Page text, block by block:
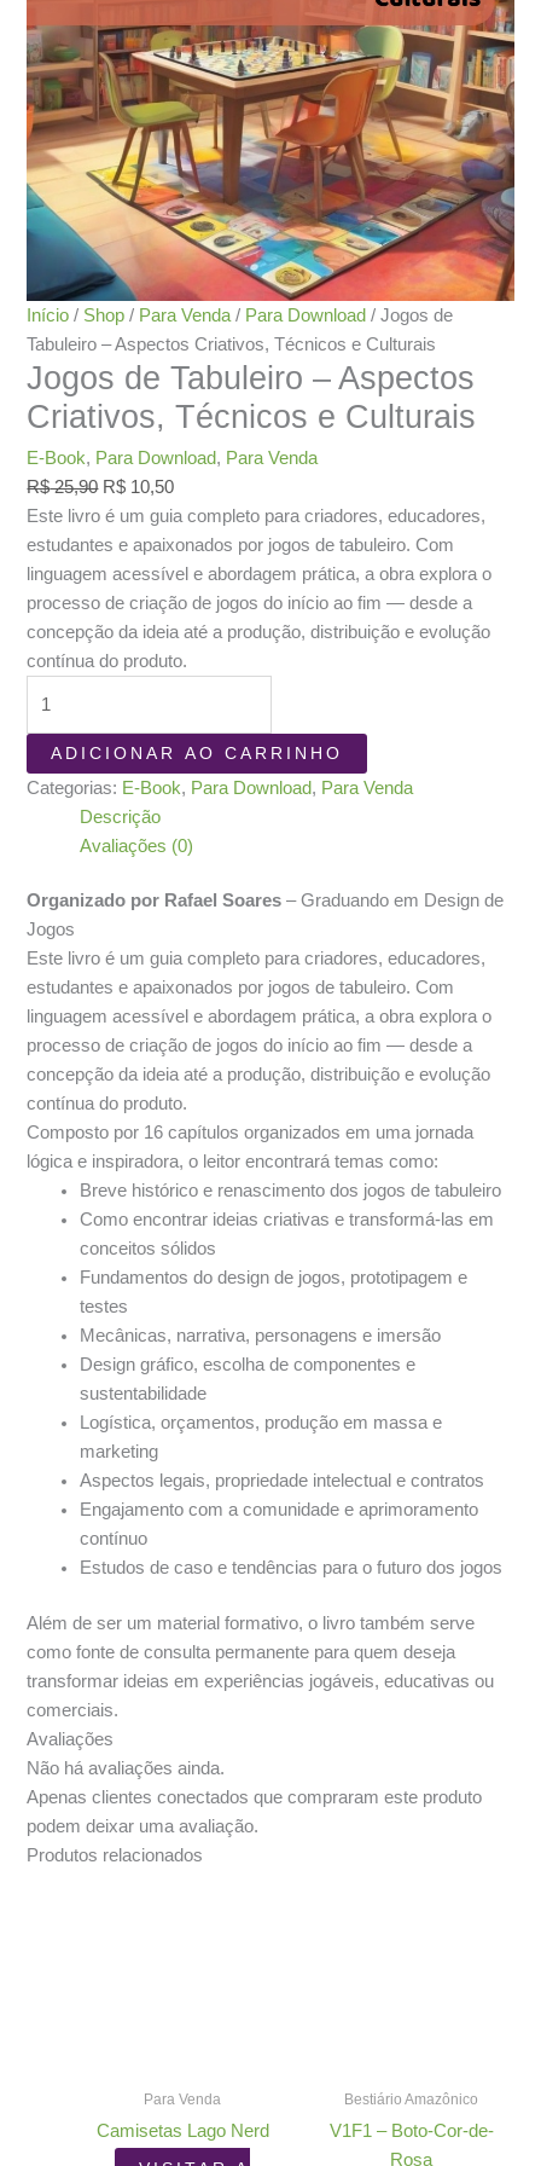
Início / Shop / Para Venda/ Para Download / Jogos de
Tabuleiro – Aspectos Criativos, Técnicos e Culturais
Jogos de Tabuleiro – Aspectos
Criativos, Técnicos e Culturais
E-Book, Para Download, Para Venda
R$25,90 O
preço
original
era:
R$ 25,90.
R$ 10,50O
preço
atual
é:
R$ 10,50.
Este livro é um guia completo para criadores, educadores,
estudantes e apaixonados por jogos de tabuleiro. Com
linguagem acessível e abordagem prática, a obra explora o
processo de criação de jogos do início ao fim — desde a
concepção da ideia até a produção, distribuição e evolução
contínua do produto.
Tabuleiro
-
e
Culturais
quantidade
ADICIONAR AO CARRINHO
Categorias: E-Book, Para Download, Para Venda
Descrição
Avaliações (0)
Organizado por Rafael Soares – Graduando em Design de
Jogos
Este livro é um guia completo para criadores, educadores,
estudantes e apaixonados por jogos de tabuleiro. Com
linguagem acessível e abordagem prática, a obra explora o
processo de criação de jogos do início ao fim — desde a
concepção da ideia até a produção, distribuição e evolução
contínua do produto.
Composto por 16 capítulos organizados em uma jornada
lógica e inspiradora, o leitor encontrará temas como:
Breve histórico e renascimento dos jogos de tabuleiro
Como encontrar ideias criativas e transformá-las em
conceitos sólidos
Fundamentos do design de jogos, prototipagem e
testes
Mecânicas, narrativa, personagens e imersão
Design gráfico, escolha de componentes e
sustentabilidade
Logística, orçamentos, produção em massa e
marketing
Aspectos legais, propriedade intelectual e contratos
Engajamento com a comunidade e aprimoramento
contínuo
Estudos de caso e tendências para o futuro dos jogos
Além de ser um material formativo, o livro também serve
como fonte de consulta permanente para quem deseja
transformar ideias em experiências jogáveis, educativas ou
comerciais.
Avaliações
Não há avaliações ainda.
Apenas clientes conectados que compraram este produto
podem deixar uma avaliação.
Produtos relacionados
Para Venda
Camisetas Lago Nerd
Bestiário Amazônico
V1F1 – Boto-Cor-de-
Rosa